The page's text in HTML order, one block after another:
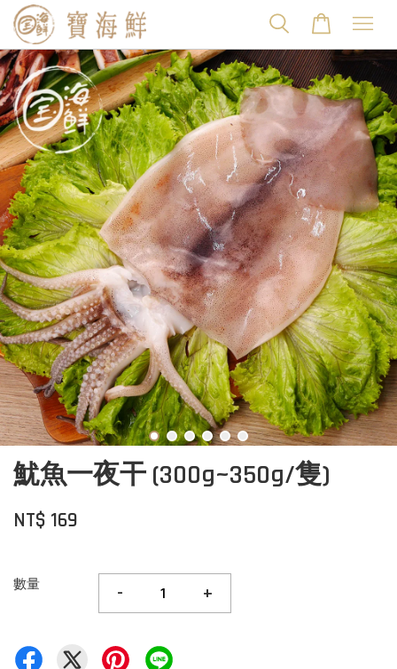
魷魚一夜干 (300g~350g/隻)
NT$ 169
數量 - +